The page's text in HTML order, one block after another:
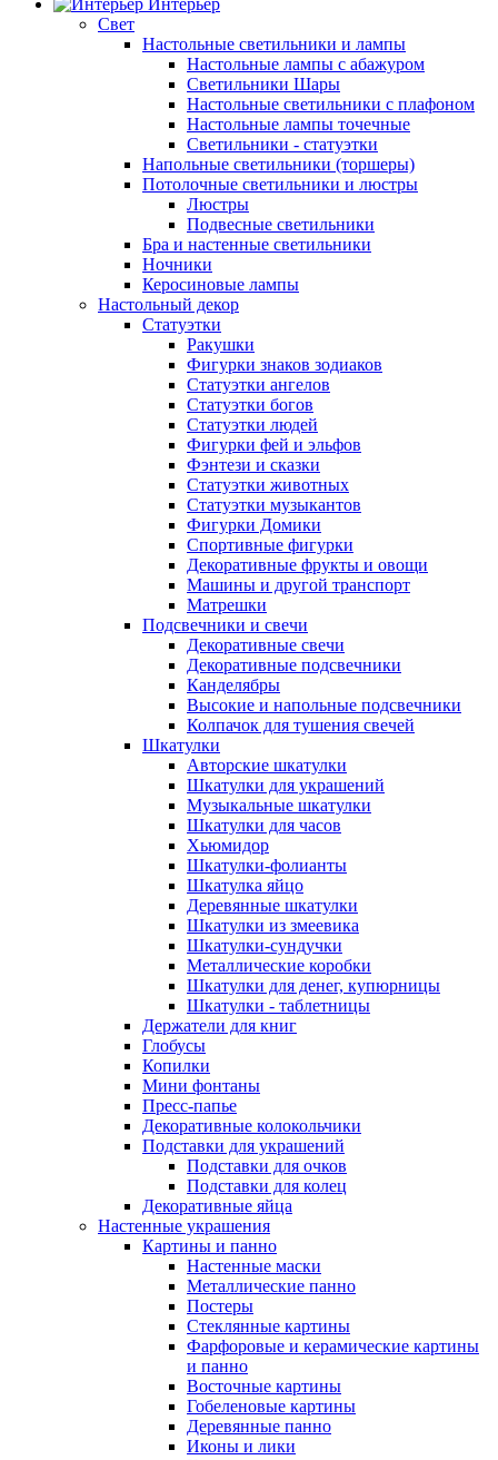
Интерьер
Свет
Настольные светильники и лампы
Настольные лампы с абажуром
Светильники Шары
Настольные светильники с плафоном
Настольные лампы точечные
Светильники - статуэтки
Напольные светильники (торшеры)
Потолочные светильники и люстры
Люстры
Подвесные светильники
Бра и настенные светильники
Ночники
Керосиновые лампы
Настольный декор
Статуэтки
Ракушки
Фигурки знаков зодиаков
Статуэтки ангелов
Статуэтки богов
Статуэтки людей
Фигурки фей и эльфов
Фэнтези и сказки
Статуэтки животных
Статуэтки музыкантов
Фигурки Домики
Спортивные фигурки
Декоративные фрукты и овощи
Машины и другой транспорт
Матрешки
Подсвечники и свечи
Декоративные свечи
Декоративные подсвечники
Канделябры
Высокие и напольные подсвечники
Колпачок для тушения свечей
Шкатулки
Авторские шкатулки
Шкатулки для украшений
Музыкальные шкатулки
Шкатулки для часов
Хьюмидор
Шкатулки-фолианты
Шкатулка яйцо
Деревянные шкатулки
Шкатулки из змеевика
Шкатулки-сундучки
Металлические коробки
Шкатулки для денег, купюрницы
Шкатулки - таблетницы
Держатели для книг
Глобусы
Копилки
Мини фонтаны
Пресс-папье
Декоративные колокольчики
Подставки для украшений
Подставки для очков
Подставки для колец
Декоративные яйца
Настенные украшения
Картины и панно
Настенные маски
Металлические панно
Постеры
Стеклянные картины
Фарфоровые и керамические картины
и панно
Восточные картины
Гобеленовые картины
Деревянные панно
Иконы и лики